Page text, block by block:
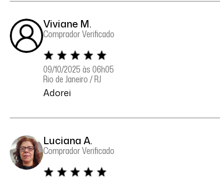
Viviane M.
Comprador Verificado
09/10/2025 às 06h05
Rio de Janeiro / RJ
Adorei
Luciana A.
Comprador Verificado